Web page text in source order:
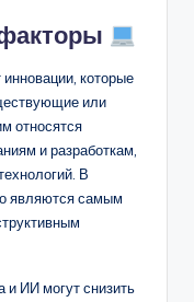
которые
или
относятся
и разработкам,
В
являются самым
и ИИ могут снизить